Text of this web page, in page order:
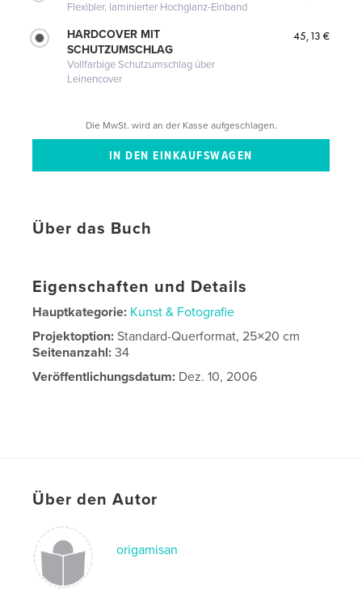
Flexibler, laminierter Hochglanz-Einband
HARDCOVER MIT
SCHUTZUMSCHLAG
Vollfarbige Schutzumschlag über
Leinencover
45,13 €
Die MwSt. wird an der Kasse aufgeschlagen.
Über das Buch
Eigenschaften und Details
Hauptkategorie: Kunst & Fotografie
Projektoption:Standard-Querformat, 25×20 cm
Seitenanzahl:34
Veröffentlichungsdatum: Dez. 10, 2006
Über den Autor
origamisan